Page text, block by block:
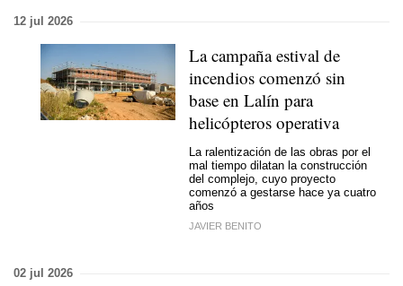
12 jul 2026
La campaña estival de
incendios comenzó sin
base en Lalín para
helicópteros operativa
La ralentización de las obras por el
mal tiempo dilatan la construcción
del complejo, cuyo proyecto
comenzó a gestarse hace ya cuatro
años
JAVIER BENITO
02 jul 2026